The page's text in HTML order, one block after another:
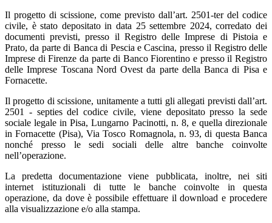
Il progetto di scissione, come previsto dall’art. 2501-ter del codice
civile, è stato depositato in data 25 settembre 2024, corredato dei
documenti previsti, presso il Registro delle Imprese di Pistoia e
Prato, da parte di Banca di Pescia e Cascina, presso il Registro delle
Imprese di Firenze da parte di Banco Fiorentino e presso il Registro
delle Imprese Toscana Nord Ovest da parte della Banca di Pisa e
Fornacette.
Il progetto di scissione, unitamente a tutti gli allegati previsti dall’art.
2501 - septies del codice civile, viene depositato presso la sede
sociale legale in Pisa, Lungarno Pacinotti, n. 8, e quella direzionale
in Fornacette (Pisa), Via Tosco Romagnola, n. 93, di questa Banca
nonché presso le sedi sociali delle altre banche coinvolte
nell’operazione.
La predetta documentazione viene pubblicata, inoltre, nei siti
internet istituzionali di tutte le banche coinvolte in questa
operazione, da dove è possibile effettuare il download e procedere
alla visualizzazione e/o alla stampa.